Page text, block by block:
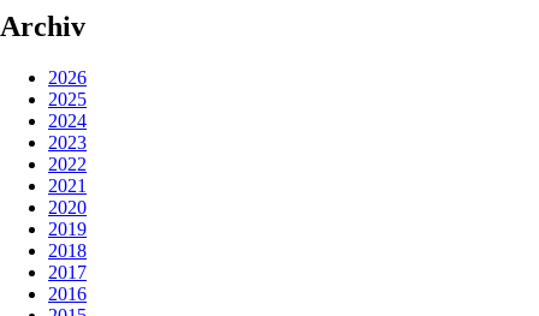
Archiv
2026
2025
2024
2023
2022
2021
2020
2019
2018
2017
2016